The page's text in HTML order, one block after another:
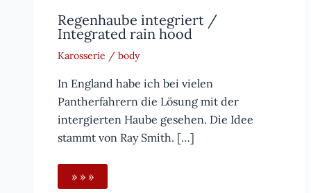
Regenhaube integriert /
Integrated rain hood
Karosserie / body
In England habe ich bei vielen
Pantherfahrern die Lösung mit der
intergierten Haube gesehen. Die Idee
stammt von Ray Smith. […]
» » »